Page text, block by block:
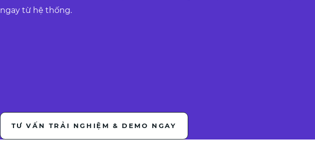
ngay từ hệ thống.
TƯ VẤN TRẢI NGHIỆM & DEMO NGAY